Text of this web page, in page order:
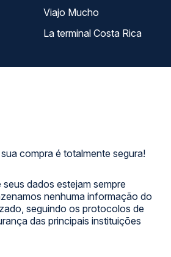
compra é totalmente segura!
dados estejam sempre
nenhuma informação do
seguindo os protocolos de
das principais instituições
Viajo Mucho
La terminal Costa Rica